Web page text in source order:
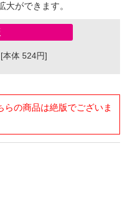
ができます。
体 524円]
の商品は絶版でございま